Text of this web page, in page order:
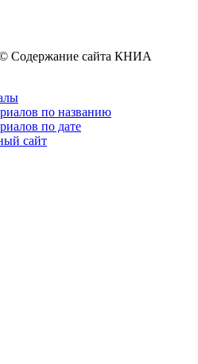
Содержание сайта КНИА
по названию
по дате
сайт